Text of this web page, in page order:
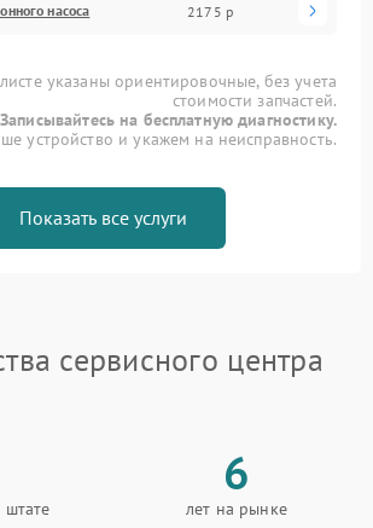
насоса 2175 р
указаны ориентировочные, без учета
стоимости запчастей.
Записывайтесь на бесплатную диагностику.
устройство и укажем на неисправность.
Показать все услуги
сервисного центра
штате
6
лет на рынке